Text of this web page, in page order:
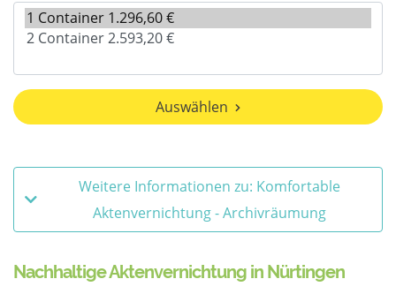
Auswählen
Weitere Informationen zu: Komfortable
Aktenvernichtung - Archivräumung
Nachhaltige Aktenvernichtung in Nürtingen